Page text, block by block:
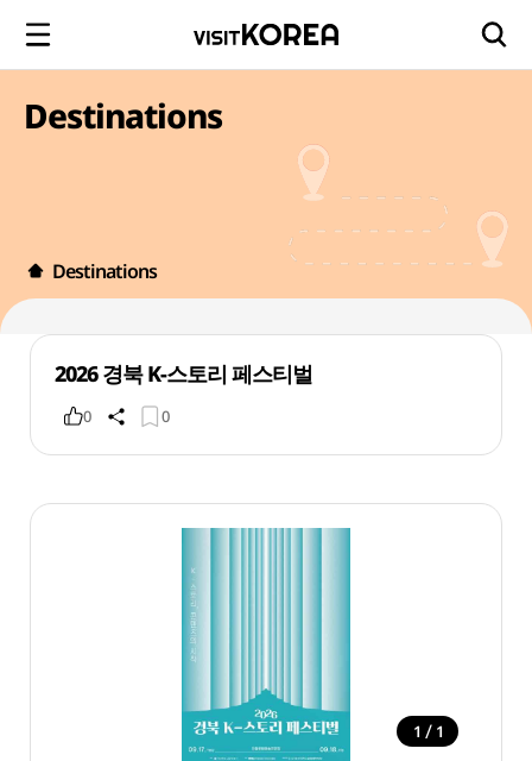
Destinations
Destinations
2026 경북 K-스토리 페스티벌
0 0
1 / 1